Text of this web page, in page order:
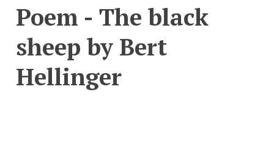
Poem - The black
sheep by Bert
Hellinger